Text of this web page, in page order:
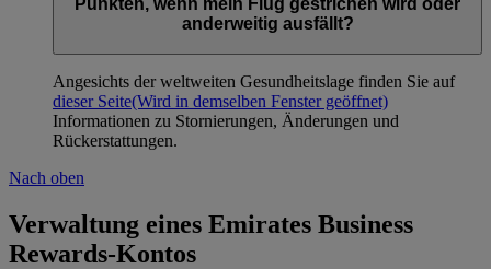
Punkten, wenn mein Flug gestrichen wird oder
anderweitig ausfällt?
Angesichts der weltweiten Gesundheitslage finden Sie auf
dieser Seite(Wird in demselben Fenster geöffnet)
Informationen zu Stornierungen, Änderungen und
Rückerstattungen.
Nach oben
Verwaltung eines Emirates Business
Rewards-Kontos